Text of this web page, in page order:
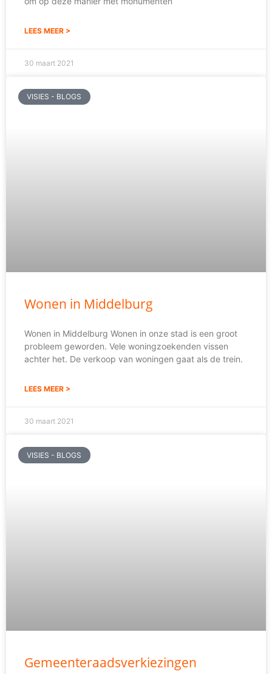
LEES MEER >
30 maart 2021
VISIES - BLOGS
Wonen in Middelburg
Wonen in Middelburg Wonen in onze stad is een groot
probleem geworden. Vele woningzoekenden vissen
achter het. De verkoop van woningen gaat als de trein.
LEES MEER >
30 maart 2021
VISIES - BLOGS
Gemeenteraadsverkiezingen